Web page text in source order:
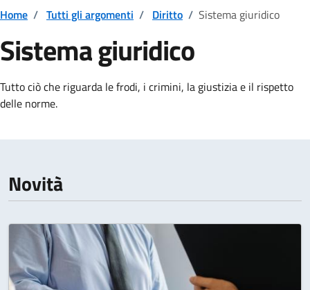
Home / Tutti gli argomenti / Diritto / Sistema giuridico
Sistema giuridico
Dettagli della notizia
Tutto ciò che riguarda le frodi, i crimini, la giustizia e il rispetto
delle norme.
Novità